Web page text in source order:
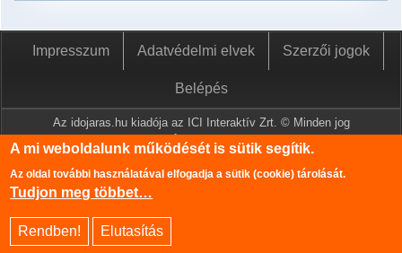
Impresszum Adatvédelmi elvek Szerzői jogok
Belépés
Az idojaras.hu kiadója az ICI Interaktív Zrt. © Minden jog
fenntartva.
A www.idojaras.hu oldalon megjelenő tartalmakat a szerzői jogról
szóló 1999. évi LXXVI. törvény értelmében az ICI Interaktív Zrt
írásos engedélye nélkül tilos lemásolni és közzétenni.
Az oldalon található információk szerkesztéséhez az Országos
Meteorológiai Szolgálat adatbázisa is felhasználásra került.
A mi weboldalunk működését is sütik segítik.
Az oldal további használatával elfogadja a sütik (cookie) tárolását.
Tudjon meg többet…
Rendben! Elutasítás